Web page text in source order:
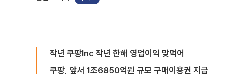
작년 쿠팡Inc 작년 한해 영업이익 맞먹어
쿠팡, 앞서 1조6850억원 규모 구매이용권 지급